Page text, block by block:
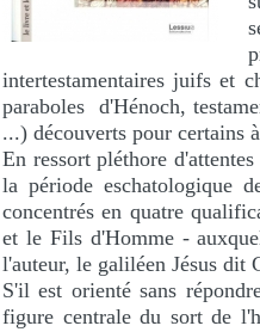
intertestamentaires juifs et
paraboles d'Hénoch,
...) découverts pour certains
En ressort pléthore
la période eschatologique
concentrés en quatre
et le Fils d'Homme -
l'auteur, le galiléen Jésus dit
S'il est orienté sans
figure centrale du sort de